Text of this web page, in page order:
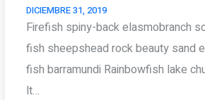
DICIEMBRE 31, 2019
Firefish spiny-back elasmobranch
fish sheepshead rock beauty sand
fish barramundi Rainbowfish lake
lt…